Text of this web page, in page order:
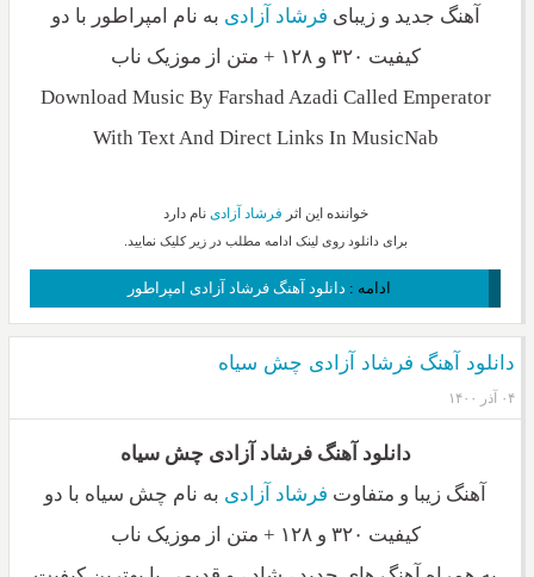
آهنگ جدید و زیبای فرشاد آزادی به نام امپراطور با دو
کیفیت ۳۲۰ و ۱۲۸ + متن از موزیک ناب
Download Music By Farshad Azadi Called Emperator
With Text And Direct Links In MusicNab
خواننده این اثر فرشاد آزادی نام دارد
برای دانلود روی لینک ادامه مطلب در زیر کلیک نمایید.
ادامه : دانلود آهنگ فرشاد آزادی امپراطور
دانلود آهنگ فرشاد آزادی چش سیاه
۰۴ آذر ۱۴۰۰
دانلود آهنگ فرشاد آزادی چش سیاه
آهنگ زیبا و متفاوت فرشاد آزادی به نام چش سیاه با دو
کیفیت ۳۲۰ و ۱۲۸ + متن از موزیک ناب